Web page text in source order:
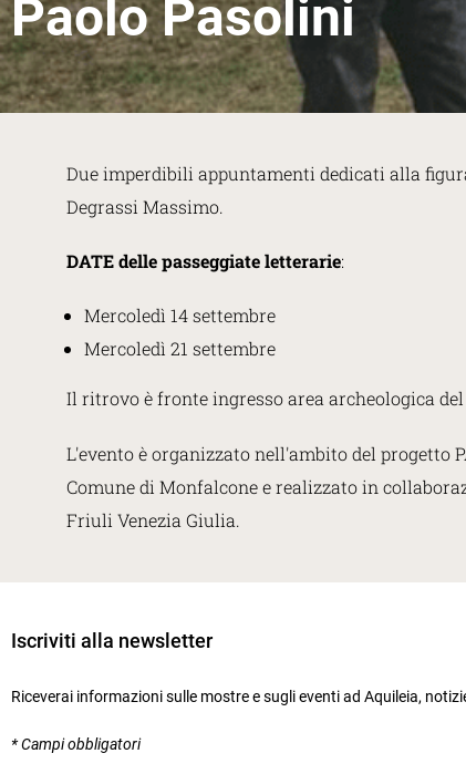
Paolo Pasolini
Due imperdibili appuntamenti dedicati alla
Degrassi Massimo.
DATE delle passeggiate letterarie:
Mercoledì 14 settembre
Mercoledì 21 settembre
Il ritrovo è fronte ingresso area archeologica
L'evento è organizzato nell'ambito del progetto
Comune di Monfalcone e realizzato in
Friuli Venezia Giulia.
Iscriviti alla newsletter
Riceverai informazioni sulle mostre e sugli eventi ad Aquileia,
* Campi obbligatori